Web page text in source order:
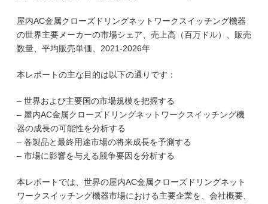
屋内AC金属クローズドリングネットワークスイッチング機器
の世界主要メーカーの市場シェア、売上高（百万ドル）、販売
数量、平均販売単価、2021-2026年
本レポートの主な目的は以下の通りです：
– 世界および主要国の市場規模を把握する
– 屋内AC金属クローズドリングネットワークスイッチング機
器の成長の可能性を分析する
– 各製品と最終用途市場の将来成長を予測する
– 市場に影響を与える競争要因を分析する
本レポートでは、世界の屋内AC金属クローズドリングネット
ワークスイッチング機器市場における主要企業を、会社概要、